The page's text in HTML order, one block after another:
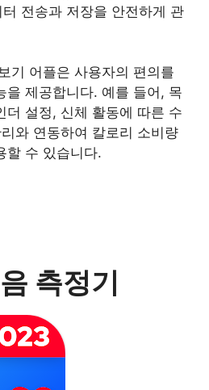
전송과 저장을 안전하게 관
기 어플은 사용자의 편의를
을 제공합니다. 예를 들어, 목
더 설정, 신체 활동에 따른 수
와 연동하여 칼로리 소비량
할 수 있습니다.
측정기